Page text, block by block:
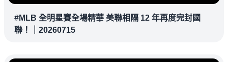
#MLB 全明星賽全場精華 美聯相隔 12 年再度完封國
聯！｜20260715